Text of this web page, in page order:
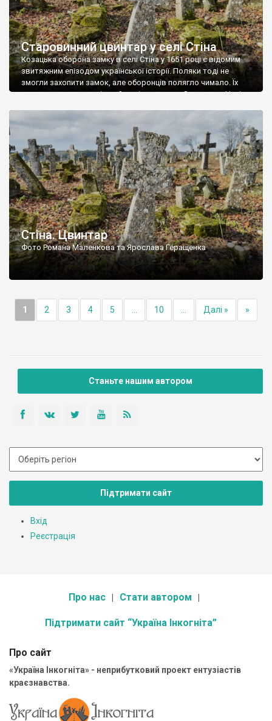
Старовинний цвинтар у селі Стіна
Козацька оборона замку в селі Стіна у 1651 році є відомим
звитяжним епізодом української історії. Поляки тоді не
змогли захопити замок, але оборонців полягло чимало. Їх
поховали на цвинтарі, який тоді називався Замковим. Нині на
ньому чимало хрестів 19 століття, є такі, де епітафії стер […]
Стіна. Цвинтар
Фото Романа Маленкова та Ярослава Геращенка
1 2 3 4 5 10 Далі » »
Станьте нашим автором
Підтримати сайт
Вхід
Реєстрація
Про нас Стати автором
Підтримати сайт “Україна Інкогніта”
Про сайт
«Україна Інкогніта» - неприбутковий проект ентузіастів
краєзнавства.